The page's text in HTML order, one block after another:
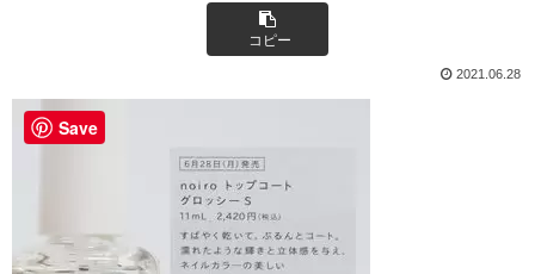
コピー
2021.06.28
Save